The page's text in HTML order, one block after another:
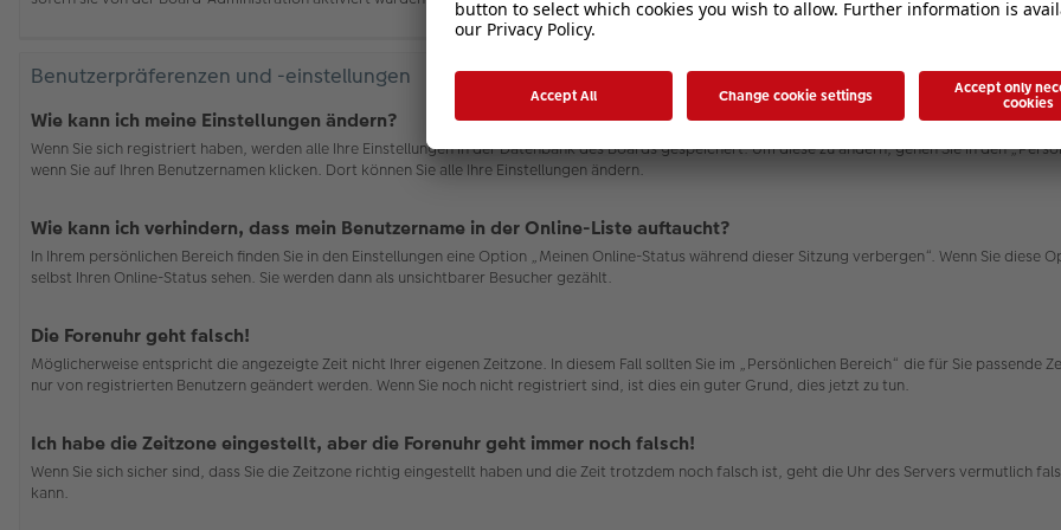
Benutzerpräferenzen und -einstellungen
Wie kann ich meine Einstellungen ändern?
Wenn Sie sich registriert haben, werden alle Ihre Einstellungen in der Datenbank des Boards gespeichert. Um diese zu ändern, gehen Sie in den
wenn Sie auf Ihren Benutzernamen klicken. Dort können Sie alle Ihre Einstellungen ändern.
Wie kann ich verhindern, dass mein Benutzername in der Online-Liste auftaucht?
In Ihrem persönlichen Bereich finden Sie in den Einstellungen eine Option „Meinen Online-Status während dieser Sitzung verbergen“. Wenn Sie
selbst Ihren Online-Status sehen. Sie werden dann als unsichtbarer Besucher gezählt.
Die Forenuhr geht falsch!
Möglicherweise entspricht die angezeigte Zeit nicht Ihrer eigenen Zeitzone. In diesem Fall sollten Sie im „Persönlichen Bereich“ die für Sie
nur von registrierten Benutzern geändert werden. Wenn Sie noch nicht registriert sind, ist dies ein guter Grund, dies jetzt zu tun.
Ich habe die Zeitzone eingestellt, aber die Forenuhr geht immer noch falsch!
Wenn Sie sich sicher sind, dass Sie die Zeitzone richtig eingestellt haben und die Zeit trotzdem noch falsch ist, geht die Uhr des Servers vermutlich
kann.